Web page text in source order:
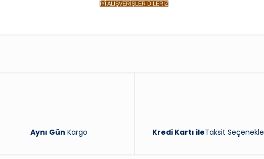
İYİ ALIŞVERİŞLER DİLERİZ
Aynı Gün Kargo Kredi Kartı ileTaksit